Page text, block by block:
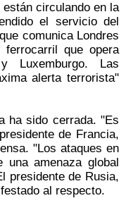
circulando en la
el servicio del
comunica Londres
que opera
Luxemburgo. Las
alerta terrorista"
ha sido cerrada. "Es
de Francia,
"Los ataques en
una amenaza global
presidente de Rusia,
al respecto.